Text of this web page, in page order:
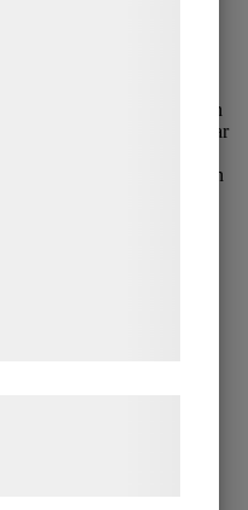
grader. Lägg sedan i ditt
som gelatin kan
du vara snabb för det stelar
för att hälla purén i
in i frysen. När purén
hallonen.